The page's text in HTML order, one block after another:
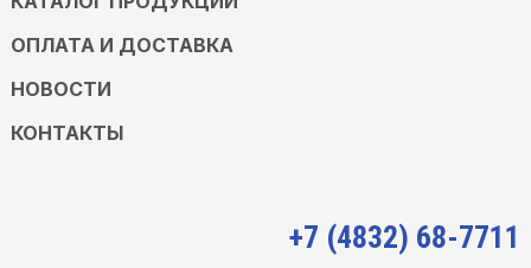
ОПЛАТА И ДОСТАВКА
НОВОСТИ
КОНТАКТЫ
+7 (4832) 68-7711